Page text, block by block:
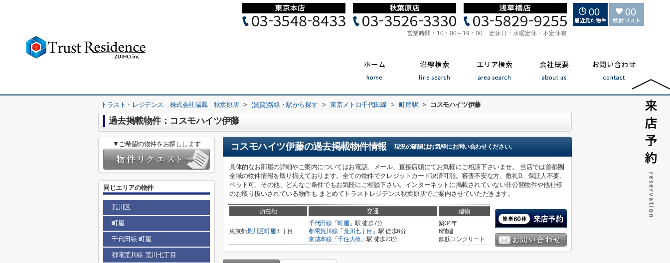
営業時間： 10：00～19：00 定休日： 水曜定休・不定休有
00 00
トラスト・レジデンス 株式会社瑞鳳 秋葉原店 > (賃貸)路線・駅から探す > 東京メトロ千代田線 > 町屋駅 > コスモハイツ伊藤
過去掲載物件：コスモハイツ伊藤
コスモハイツ伊藤の過去掲載物件情報 現況の確認はお気軽にお問い合わせください。
具体的なお部屋の詳細やご案内についてはお電話、メール、直接店頭にてお気軽にご相談下さいませ。 当店では首都圏
全域の物件情報を取り揃えております。全ての物件でクレジットカード決済可能。審査不安な方、敷礼0、保証人不要、
ペット可、その他、どんなご条件でもお気軽にご相談下さい。インターネットに掲載されていない非公開物件や他社様
のお取り扱いされている物件も まとめてトラストレジデンス秋葉原店でご案内させていただきます。
所在地 交通 建物
東京都荒川区町屋 １丁目
千代田線 「町屋 」駅 徒歩7分
都電荒川線 「 荒川七丁目 」駅 徒歩6分
京成本線 「千住大橋」駅 徒歩23分
築34年
6階建
鉄筋コンクリート
▼ご希望の物件をお探しします
同じエリアの物件
荒川区
町屋
千代田線 町屋
都電荒川線 荒川七丁目